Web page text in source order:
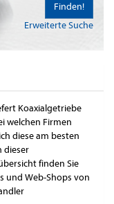
Erweiterte Suche
Finden!
Koaxialgetriebe
welchen Firmen
diese am besten
dieser
finden Sie
und Web-Shops von